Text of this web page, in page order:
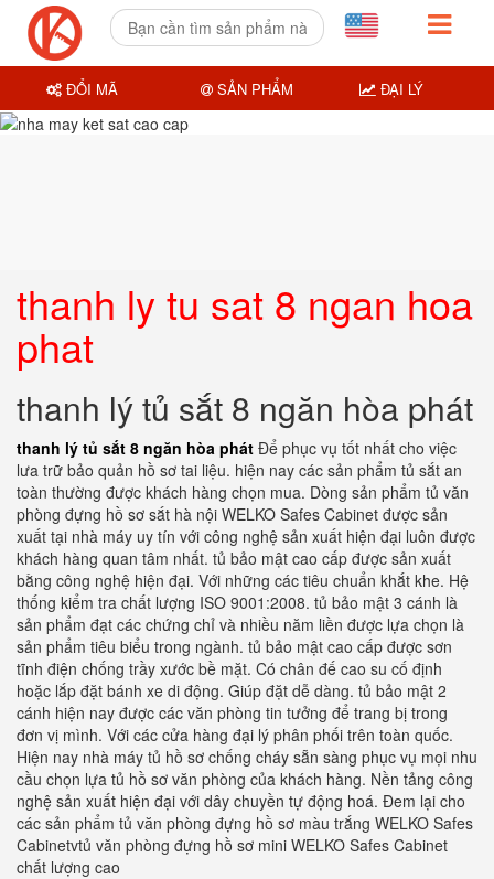
thanh ly tu sat 8 ngan hoa
phat
thanh lý tủ sắt 8 ngăn hòa phát
thanh lý tủ sắt 8 ngăn hòa phát Để phục vụ tốt nhất cho việc
lưa trữ bảo quản hồ sơ tai liệu. hiện nay các sản phẩm tủ sắt an
toàn thường được khách hàng chọn mua. Dòng sản phẩm tủ văn
phòng đựng hồ sơ sắt hà nội WELKO Safes Cabinet được sản
xuất tại nhà máy uy tín với công nghệ sản xuất hiện đại luôn được
khách hàng quan tâm nhất. tủ bảo mật cao cấp được sản xuất
bằng công nghệ hiện đại. Với những các tiêu chuẩn khắt khe. Hệ
thống kiểm tra chất lượng ISO 9001:2008. tủ bảo mật 3 cánh là
sản phẩm đạt các chứng chỉ và nhiều năm liền được lựa chọn là
sản phẩm tiêu biểu trong ngành. tủ bảo mật cao cấp được sơn
tĩnh điện chống trầy xước bề mặt. Có chân đế cao su cố định
hoặc lắp đặt bánh xe di động. Giúp đặt dễ dàng. tủ bảo mật 2
cánh hiện nay được các văn phòng tin tưởng để trang bị trong
đơn vị mình. Với các cửa hàng đại lý phân phối trên toàn quốc.
Hiện nay nhà máy tủ hồ sơ chống cháy sẵn sàng phục vụ mọi nhu
cầu chọn lựa tủ hồ sơ văn phòng của khách hàng. Nền tảng công
nghệ sản xuất hiện đại với dây chuyền tự động hoá. Đem lại cho
các sản phẩm tủ văn phòng đựng hồ sơ màu trắng WELKO Safes
Cabinetvtủ văn phòng đựng hồ sơ mini WELKO Safes Cabinet
chất lượng cao
ĐỔI MÃ SẢN PHẨM ĐẠI LÝ